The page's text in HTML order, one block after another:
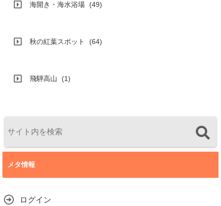
海開き・海水浴場 (49)
秋の紅葉スポット (64)
飛騨高山 (1)
メタ情報
ログイン